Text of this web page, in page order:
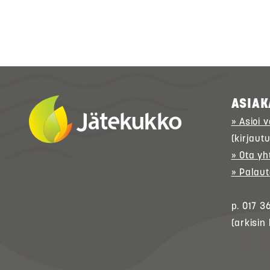
» Asioi
» Ota
»
p. 017
(arkisin